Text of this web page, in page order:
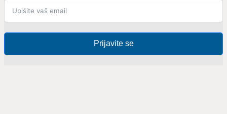
Prijavite se